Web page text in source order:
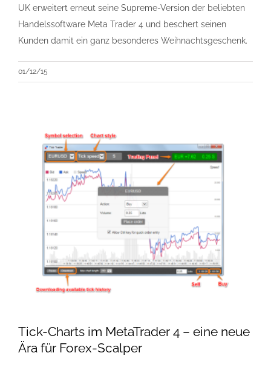
UK erweitert erneut seine Supreme-Version der beliebten
Handelssoftware Meta Trader 4 und beschert seinen
Kunden damit ein ganz besonderes Weihnachtsgeschenk.
01/12/15
Tick-Charts im MetaTrader 4 – eine neue
Ära für Forex-Scalper